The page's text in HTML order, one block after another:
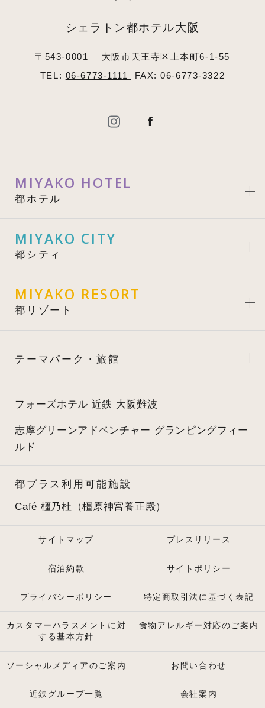
シェラトン都ホテル大阪
〒543-0001
大阪市天王寺区上本町6-1-55
TEL: 06-6773-1111 FAX: 06-6773-3322
MIYAKO HOTEL
都ホテル
MIYAKO CITY
都シティ
MIYAKO RESORT
都リゾート
テーマパーク・旅館
フォーズホテル 近鉄 大阪難波
志摩グリーンアドベンチャー グランピングフィー
ルド
都プラス利用可能施設
Café 橿乃杜（橿原神宮養正殿）
サイトマップ プレスリリース
宿泊約款 サイトポリシー
プライバシーポリシー 特定商取引法に基づく表記
カスタマーハラスメントに対
する基本方針
食物アレルギー対応のご案内
ソーシャルメディアのご案内 お問い合わせ
近鉄グループ一覧 会社案内